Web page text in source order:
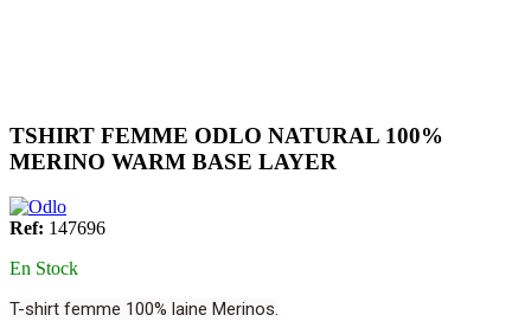
TSHIRT FEMME ODLO NATURAL 100%
MERINO WARM BASE LAYER
Ref: 147696
En Stock
T-shirt femme 100% laine Merinos.